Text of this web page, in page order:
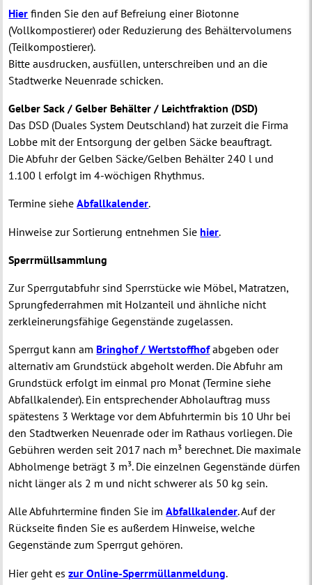
Hier finden Sie den auf Befreiung einer Biotonne
(Vollkompostierer) oder Reduzierung des Behältervolumens
(Teilkompostierer).
Bitte ausdrucken, ausfüllen, unterschreiben und an die
Stadtwerke Neuenrade schicken.
Gelber Sack / Gelber Behälter / Leichtfraktion (DSD)
Das DSD (Duales System Deutschland) hat zurzeit die Firma
Lobbe mit der Entsorgung der gelben Säcke beauftragt.
Die Abfuhr der Gelben Säcke/Gelben Behälter 240 l und
1.100 l erfolgt im 4-wöchigen Rhythmus.
Termine sieheAbfallkalender.
Hinweise zur Sortierung entnehmen Siehier.
Sperrmüllsammlung
Zur Sperrgutabfuhr sind Sperrstücke wie Möbel, Matratzen,
Sprungfederrahmen mit Holzanteil und ähnliche nicht
zerkleinerungsfähige Gegenstände zugelassen.
Sperrgut kann am Bringhof / Wertstoffhofabgeben oder
alternativ am Grundstück abgeholt werden. Die Abfuhr am
Grundstück erfolgt im einmal pro Monat (Termine siehe
Abfallkalender). Ein entsprechender Abholauftrag muss
spätestens 3 Werktage vor dem Abfuhrtermin bis 10 Uhr bei
den Stadtwerken Neuenrade oder im Rathaus vorliegen. Die
Gebühren werden seit 2017 nach m³ berechnet. Die maximale
Abholmenge beträgt 3 m³. Die einzelnen Gegenstände dürfen
nicht länger als 2 m und nicht schwerer als 50 kg sein.
Alle Abfuhrtermine finden Sie imAbfallkalender. Auf der
Rückseite finden Sie es außerdem Hinweise, welche
Gegenstände zum Sperrgut gehören.
Hier geht eszur Online-Sperrmüllanmeldung.